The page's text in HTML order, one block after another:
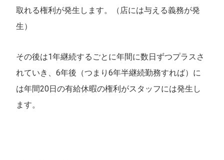
取れる権利が発生します。（店には与える義務が発
生）
その後は1年継続するごとに年間に数日ずつプラスさ
れていき、6年後（つまり6年半継続勤務すれば）に
は年間20日の有給休暇の権利がスタッフには発生し
ます。